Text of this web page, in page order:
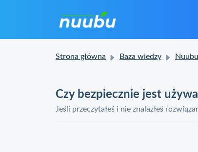
Strona główna Baza wiedzy
Czy bezpiecznie jest
Jeśli przeczytałeś i nie znalazłeś